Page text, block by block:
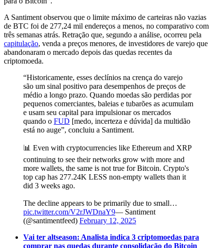
A Santiment observou que o limite máximo de carteiras não vazias
de BTC foi de 277,24 mil endereços a menos, no comparativo com
três semanas atrás. Retração que, segundo a análise, ocorreu pela
capitulação, venda a preços menores, de investidores de varejo que
abandonaram o mercado depois das quedas recentes da
criptomoeda.
“Historicamente, esses declínios na crença do varejo
são um sinal positivo para desempenhos de preços de
médio a longo prazo. Quando moedas são perdidas por
pequenos comerciantes, baleias e tubarões as acumulam
e usam seu capital para impulsionar os mercados
quando o FUD [medo, incerteza e dúvida] da multidão
está no auge”, concluiu a Santiment.
📊 Even with cryptocurrencies like Ethereum and XRP
continuing to see their networks grow with more and
more wallets, the same is not true for Bitcoin. Crypto's
top cap has 277.24K LESS non-empty wallets than it
did 3 weeks ago.
The decline appears to be primarily due to small…
pic.twitter.com/V2rJWDnaY9— Santiment
(@santimentfeed) February 12, 2025
Vai ter altseason: Analista indica 3 criptomoedas para
comprar nas quedas durante consolidação do Bitcoin